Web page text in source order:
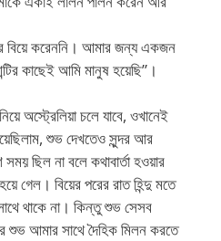
বিয়ে করেননি। আমার জন্য একজন
কাছেই আমি মানুষ হয়েছি”।
অস্ট্রেলিয়া চলে যাবে, ওখানেই
শুভ দেখতেও সুন্দর আর
ছিল না বলে কথাবার্তা হওয়ার
গেল। বিয়ের পরের রাত হিন্দু মতে
থাকে না। কিন্তু শুভ সেসব
শুভ আমার সাথে দৈহিক মিলন করতে